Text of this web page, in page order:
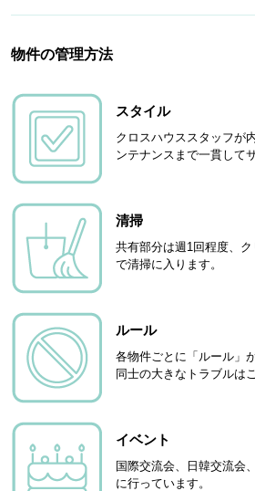
物件の管理方法
スタイル
クロスハウススタッフが
ンテナンスまで一貫して
清掃
共有部分は週1回程度、
で清掃に入ります。
ルール
各物件ごとに「ルール」
同士の大きなトラブルは
イベント
国際交流会、日韓交流会
に行っています。